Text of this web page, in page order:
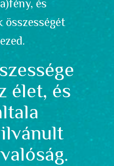
és
élet, és